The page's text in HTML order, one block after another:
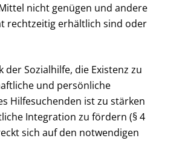
nicht genügen und andere
rechtzeitig erhältlich sind oder
der Sozialhilfe, die Existenz zu
und persönliche
Hilfesuchenden ist zu stärken
Integration zu fördern (§ 4
sich auf den notwendigen